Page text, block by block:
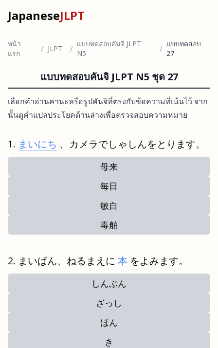
JapaneseJLPT
หน้า
แรก
/ JLPT / แบบทดสอบคันจิ JLPT
N5
/ แบบทดสอบ
27
แบบทดสอบคันจิ JLPT N5 ชุด 27
เลือกคำอ่านคานะหรือรูปคันจิที่ตรงกับข้อความที่เน้นไว้ จาก
นั้นดูคำแปลประโยคด้านล่างเพื่อตรวจสอบความหมาย
まいにち 、カメラでしゃしんをとります。
母来
毎日
敏自
毒舶
まいばん、ねるまえに 本 をよみます。
しんぶん
ざっし
ほん
き